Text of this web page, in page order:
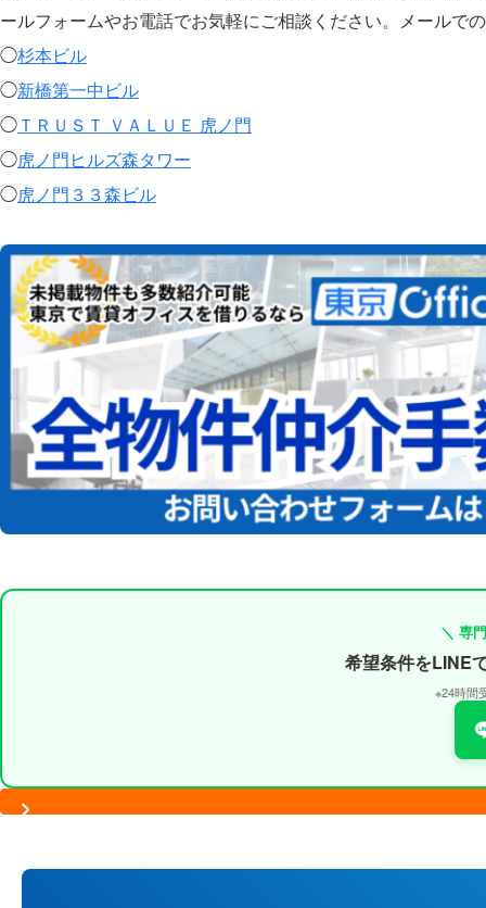
ールフォームやお電話でお気軽にご相談ください。メールで
◯杉本ビル
◯新橋第一中ビル
◯ＴＲＵＳＴ ＶＡＬＵＥ 虎ノ門
◯虎ノ門ヒルズ森タワー
◯虎ノ門３３森ビル
＼ 専
希望条件をLINE
※24時間